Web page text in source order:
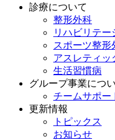
診療について
整形外科
リハビリテー
スポーツ整形
アスレティッ
生活習慣病
グループ事業につ
チームサポー
更新情報
トピックス
お知らせ